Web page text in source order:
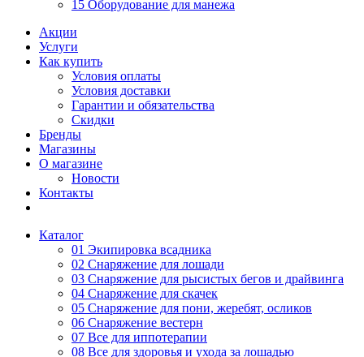
15 Оборудование для манежа
Акции
Услуги
Как купить
Условия оплаты
Условия доставки
Гарантии и обязательства
Скидки
Бренды
Магазины
О магазине
Новости
Контакты
Каталог
01 Экипировка всадника
02 Снаряжение для лошади
03 Снаряжение для рысистых бегов и драйвинга
04 Снаряжение для скачек
05 Снаряжение для пони, жеребят, осликов
06 Снаряжение вестерн
07 Все для иппотерапии
08 Все для здоровья и ухода за лошадью